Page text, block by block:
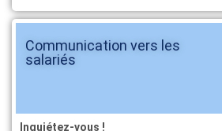
Communication vers les
salariés
Inquiétez-vous !